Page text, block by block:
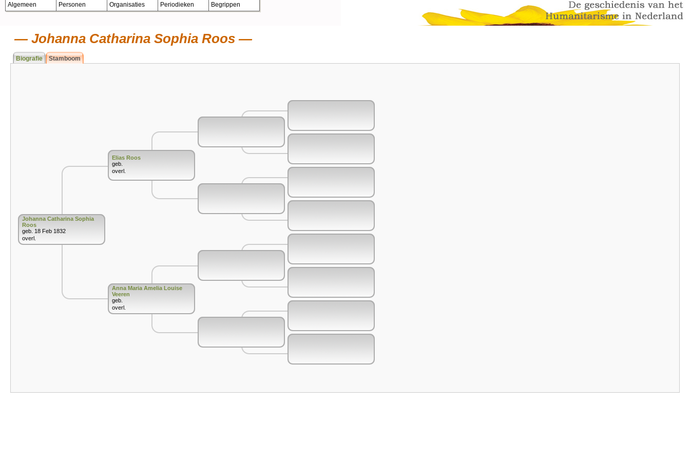
Algemeen Personen Organisaties Periodieken Begrippen
Johanna Catharina Sophia Roos
Biografie Stamboom
Johanna Catharina Sophia
Roos
geb. 18 Feb 1832
overl.
Elias Roos
geb.
overl.
Anna Maria Amelia Louise
Veeren
geb.
overl.